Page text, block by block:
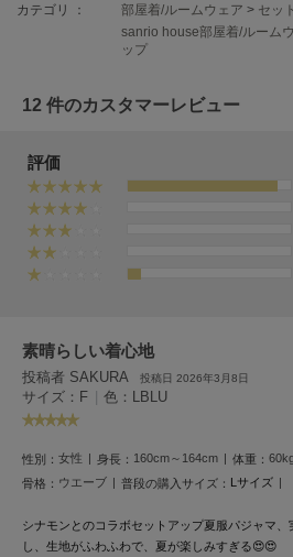
ETRÉ TOKYO
エトレトウキョウ
アイ
FILA
フィラ
FRAY I.D
フレイアイディー
gelato pique
ジェラート ピケ
GELATO PIQUE CAT&DOG
ジェラート ピケ キャットアンドドッグ
gelato pique Sleep
ジェラート ピケ スリープ
カテゴリ ： 部屋着/ルームウェア> セッ
sanrio house部屋着/ルーム
ップ
12 件のカスタマーレビュー
評価
素晴らしい着心地
投稿者 SAKURA 投稿日 2026年3月8日
サイズ：F | 色：LBLU
性別： 女性 身長： 160cm～164cm 体重：
骨格： ウエーブ 普段の購入サイズ： Lサイズ
シナモンとのコラボセットアップ夏服パジャマ
し、生地がふわふわで、夏が楽しみすぎる😍😍